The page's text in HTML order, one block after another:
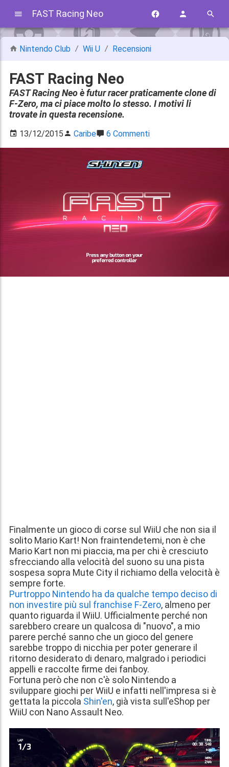
FAST Racing Neo
Nintendo Club Wii U Recensioni
FAST Racing Neo
FAST Racing Neo è futur racer praticamente clone di
F-Zero, ma ci piace molto lo stesso. I motivi li
trovate in questa recensione.
13/12/2015 Caribe 6 Commenti
Finalmente un gioco di corse sul WiiU che non sia il
solito Mario Kart! Non fraintendetemi, non è che
Mario Kart non mi piaccia, ma per chi è cresciuto
sfrecciando alla velocità del suono su una pista
sospesa sopra Mute City il richiamo della velocità è
sempre forte.
Purtroppo Nintendo ha da qualche tempo deciso di
non investire più sul franchise F-Zero, almeno per
quanto riguarda il WiiU. Ufficialmente perché non
sarebbero creare un qualcosa di "nuovo", a mio
parere perché sanno che un gioco del genere
sarebbe troppo di nicchia per poter generare il
ritorno desiderato di denaro, malgrado i periodici
appelli e raccolte firme dei fanboy.
Fortuna però che non c'è solo Nintendo a
sviluppare giochi per WiiU e infatti nell'impresa si è
gettata la piccola Shin'en, già vista sull'eShop per
WiiU con Nano Assault Neo.